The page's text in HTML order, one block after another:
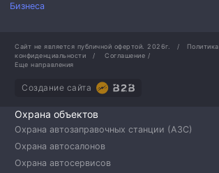
Бизнеса
Сайт не является публичной офертой. 2026г. /
Политика
конфиденциальности
/ Соглашение /
Еще направления
Создание сайта
Охрана объектов
Охрана автозаправочных станции (АЗС)
Охрана автосалонов
Охрана автосервисов